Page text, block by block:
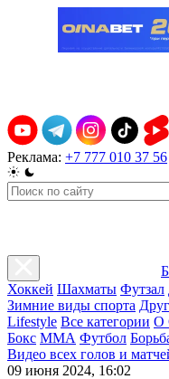
Реклама: +7 777 010 37 56
Хоккей Шахматы Футзал
Зимние виды спорта
Lifestyle Все категории О
Бокс ММА Футбол
Видео всех голов и
09 июня 2024, 16:02